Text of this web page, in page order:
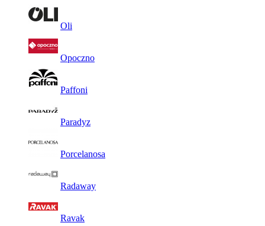
Oli
Opoczno
Paffoni
Paradyz
Porcelanosa
Radaway
Ravak